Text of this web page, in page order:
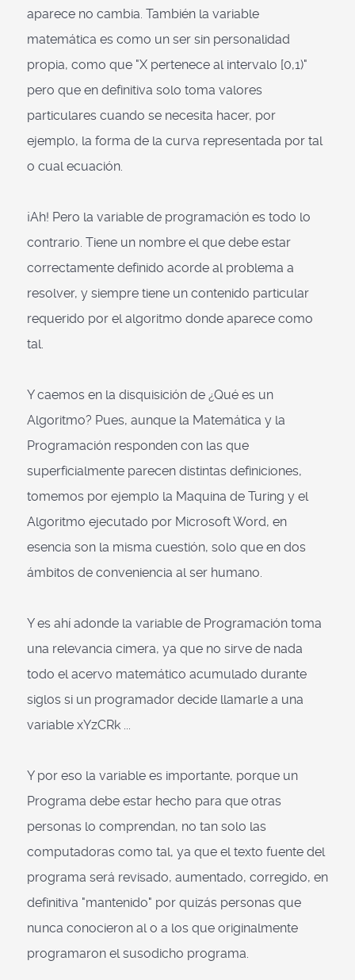
aparece no cambia. También la variable
matemática es como un ser sin personalidad
propia, como que "X pertenece al intervalo [0,1)"
pero que en definitiva solo toma valores
particulares cuando se necesita hacer, por
ejemplo, la forma de la curva representada por tal
o cual ecuación.
¡Ah! Pero la variable de programación es todo lo
contrario. Tiene un nombre el que debe estar
correctamente definido acorde al problema a
resolver, y siempre tiene un contenido particular
requerido por el algoritmo donde aparece como
tal.
Y caemos en la disquisición de ¿Qué es un
Algoritmo? Pues, aunque la Matemática y la
Programación responden con las que
superficialmente parecen distintas definiciones,
tomemos por ejemplo la Maquina de Turing y el
Algoritmo ejecutado por Microsoft Word, en
esencia son la misma cuestión, solo que en dos
ámbitos de conveniencia al ser humano.
Y es ahí adonde la variable de Programación toma
una relevancia cimera, ya que no sirve de nada
todo el acervo matemático acumulado durante
siglos si un programador decide llamarle a una
variable xYzCRk ...
Y por eso la variable es importante, porque un
Programa debe estar hecho para que otras
personas lo comprendan, no tan solo las
computadoras como tal, ya que el texto fuente del
programa será revisado, aumentado, corregido, en
definitiva "mantenido" por quizás personas que
nunca conocieron al o a los que originalmente
programaron el susodicho programa.